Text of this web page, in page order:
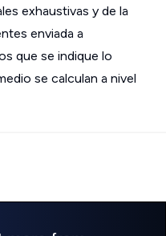
exhaustivas y de la
enviada a
que se indique lo
se calculan a nivel